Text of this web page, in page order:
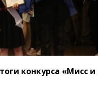
конкурса «Мисс и